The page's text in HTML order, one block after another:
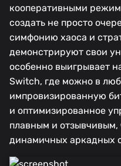
кооперативными
создать не просто
симфонию хаоса и
демонстрируют свои
особенно выигрывает
Switch, где можно в
импровизированную
и оптимизированное
плавным и
динамичных аркадных